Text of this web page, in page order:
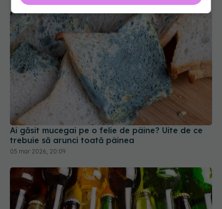
Ai găsit mucegai pe o felie de pâine? Uite de ce
trebuie să arunci toată pâinea
05 mar 2026, 20:09